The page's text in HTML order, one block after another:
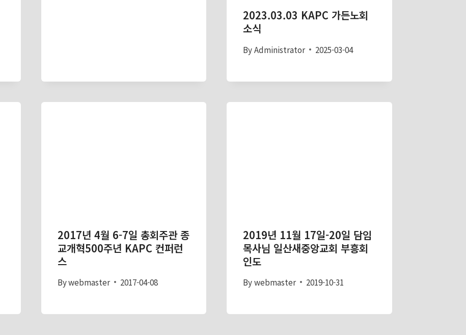
2023.03.03 KAPC 가든노회
소식
ByAdministrator 2025-03-04
2017년 4월 6-7일 총회주관 종
교개혁500주년 KAPC 컨퍼런
스
Bywebmaster 2017-04-08
2019년 11월 17일-20일 담임
목사님 일산새중앙교회 부흥회
인도
Bywebmaster 2019-10-31